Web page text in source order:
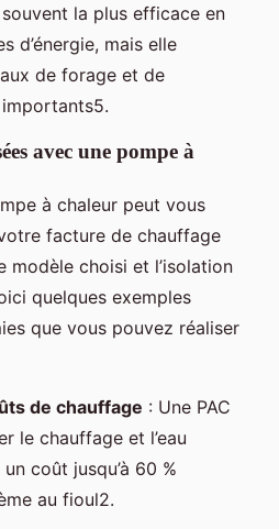
la plus efficace en
d’énergie, mais elle
de forage et de
avec une pompe à
à chaleur peut vous
facture de chauffage
modèle choisi et l’isolation
quelques exemples
que vous pouvez réaliser
de chauffage : Une PAC
le chauffage et l’eau
coût jusqu’à 60 %
au fioul2.